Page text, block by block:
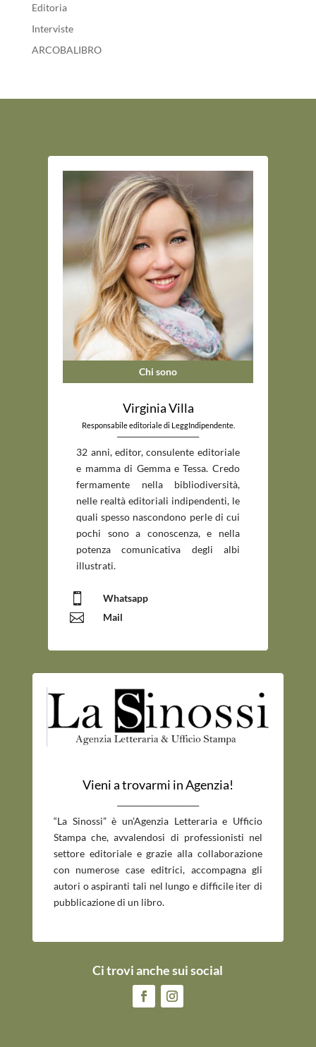
Editoria
Interviste
ARCOBALIBRO
Chi sono
Virginia Villa
Responsabile editoriale di LeggIndipendente.
_____________________________
32 anni, editor, consulente editoriale
e mamma di Gemma e Tessa. Credo
fermamente nella bibliodiversità,
nelle realtà editoriali indipendenti, le
quali spesso nascondono perle di cui
pochi sono a conoscenza, e nella
potenza comunicativa degli albi
illustrati.
 Whatsapp
 Mail
Vieni a trovarmi in Agenzia!
“La Sinossi” è un’Agenzia Letteraria e Ufficio
Stampa che, avvalendosi di professionisti nel
settore editoriale e grazie alla collaborazione
con numerose case editrici, accompagna gli
autori o aspiranti tali nel lungo e difficile iter di
pubblicazione di un libro.
Ci trovi anche sui social